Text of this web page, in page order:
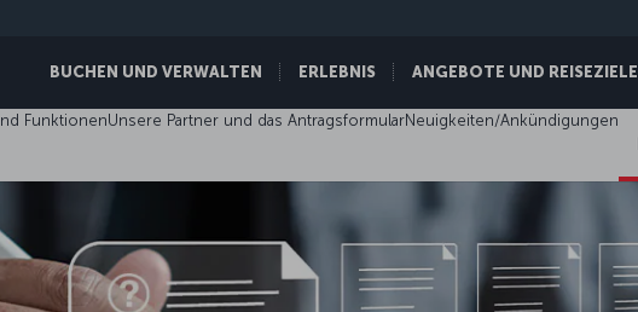
BUCHEN UND VERWALTEN ERLEBNIS ANGEBOTE UND REISEZIELE
FunktionenUnsere Partner und das AntragsformularNeuigkeiten/Ankündigungen